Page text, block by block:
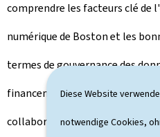
Diese Website
notwendige Cookies,
comprendre les facteurs clé de
numérique de Boston et les
termes de gouvernance des
financement. De plus, le voyage
collaborations potentielles